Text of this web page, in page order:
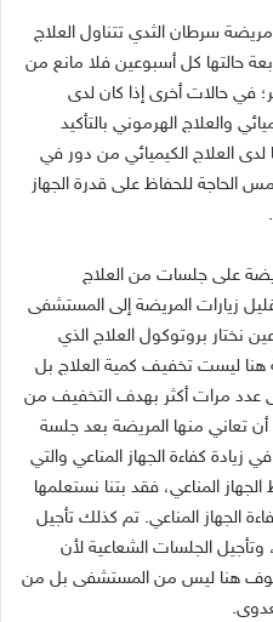
سرطان الثدي تتناول العلاج
حالتها كل أسبوعين فلا مانع من
في حالات أخرى إذا كان لدى
والعلاج الهرموني بالتأكيد
لدى العلاج الكيميائي من دور في
الحاجة للحفاظ على قدرة الجهاز
على جلسات من العلاج
زيارات المريضة إلى المستشفى
نختار بروتوكول العلاج الذي
هنا ليست تخفيف كمية العلاج بل
عدد مرات أكثر بهدف التخفيف من
أن تعاني منها المريضة بعد جلسة
زيادة كفاءة الجهاز المناعي والتي
المناعي، فقد بتنا نستعلمها
الجهاز المناعي. تم كذلك تأجيل
الجلسات الشعاعية لأن
هنا ليس من المستشفى بل من